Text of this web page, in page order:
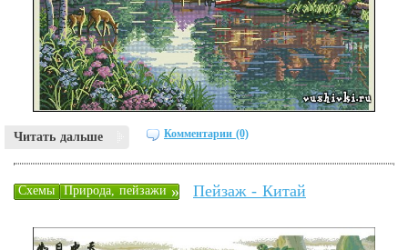
Читать дальше Комментарии (0)
Схемы »
Природа, пейзажи Пейзаж - Китай